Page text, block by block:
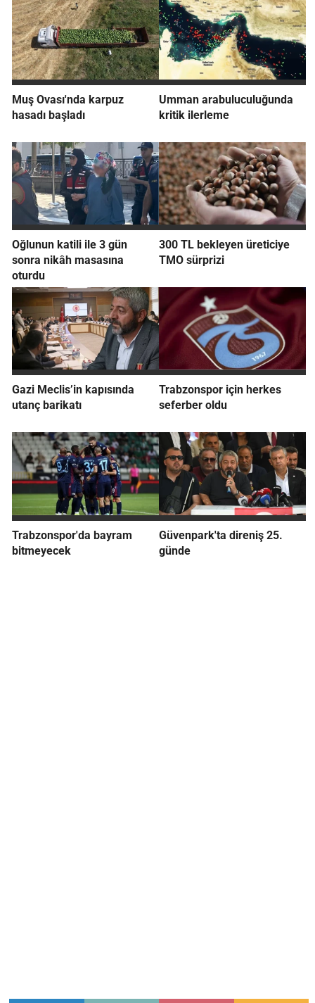
Muş Ovası'nda karpuz
hasadı başladı
Umman arabuluculuğunda
kritik ilerleme
Oğlunun katili ile 3 gün
sonra nikâh masasına
oturdu
300 TL bekleyen üreticiye
TMO sürprizi
Gazi Meclis’in kapısında
utanç barikatı
Trabzonspor için herkes
seferber oldu
Trabzonspor'da bayram
bitmeyecek
Güvenpark'ta direniş 25.
günde